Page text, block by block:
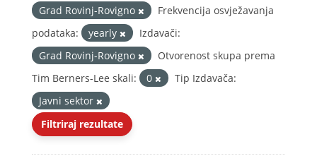
Grad Rovinj-Rovigno
Frekvencija osvježavanja
podataka:
yearly
Izdavači:
Grad Rovinj-Rovigno
Otvorenost skupa prema
Tim Berners-Lee skali:
0
Tip Izdavača:
Javni sektor
Filtriraj rezultate